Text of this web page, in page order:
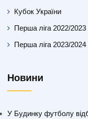
Кубок України
Перша ліга 2022/2023
Перша ліга 2023/2024
Новини
У Будинку футболу